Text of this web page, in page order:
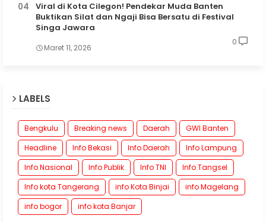
Viral di Kota Cilegon! Pendekar Muda Banten
Buktikan Silat dan Ngaji Bisa Bersatu di Festival
Singa Jawara
Maret 11, 2026
0
LABELS
Bengkulu Breaking news Daerah
GWI Banten
Headline
Info Bekasi Info Daerah
Info Lampung
Info Nasional
Info Publik Info TNI
Info Tangsel
Info kota Tangerang
info Kota Binjai
info Magelang
info bogor
info kota Banjar